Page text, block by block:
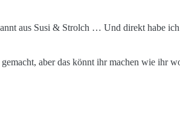
aus Susi & Strolch … Und direkt habe
aber das könnt ihr machen wie ihr